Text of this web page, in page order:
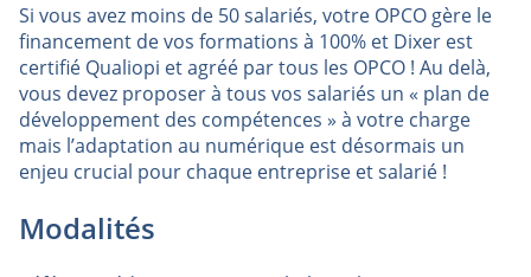
Si vous avez moins de 50 salariés, votre OPCO gère le
financement de vos formations à 100% et Dixer est
certifié Qualiopi et agréé par tous les OPCO ! Au delà,
vous devez proposer à tous vos salariés un « plan de
développement des compétences » à votre charge
mais l’adaptation au numérique est désormais un
enjeu crucial pour chaque entreprise et salarié !
Modalités